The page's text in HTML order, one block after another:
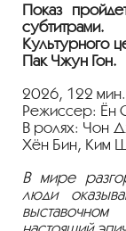
Показ
Культурного
Пак Чжун Гон.
2026, 122
Режиссер: Ён
В ролях: Чон
Хён Бин, Ким
В мире
люди